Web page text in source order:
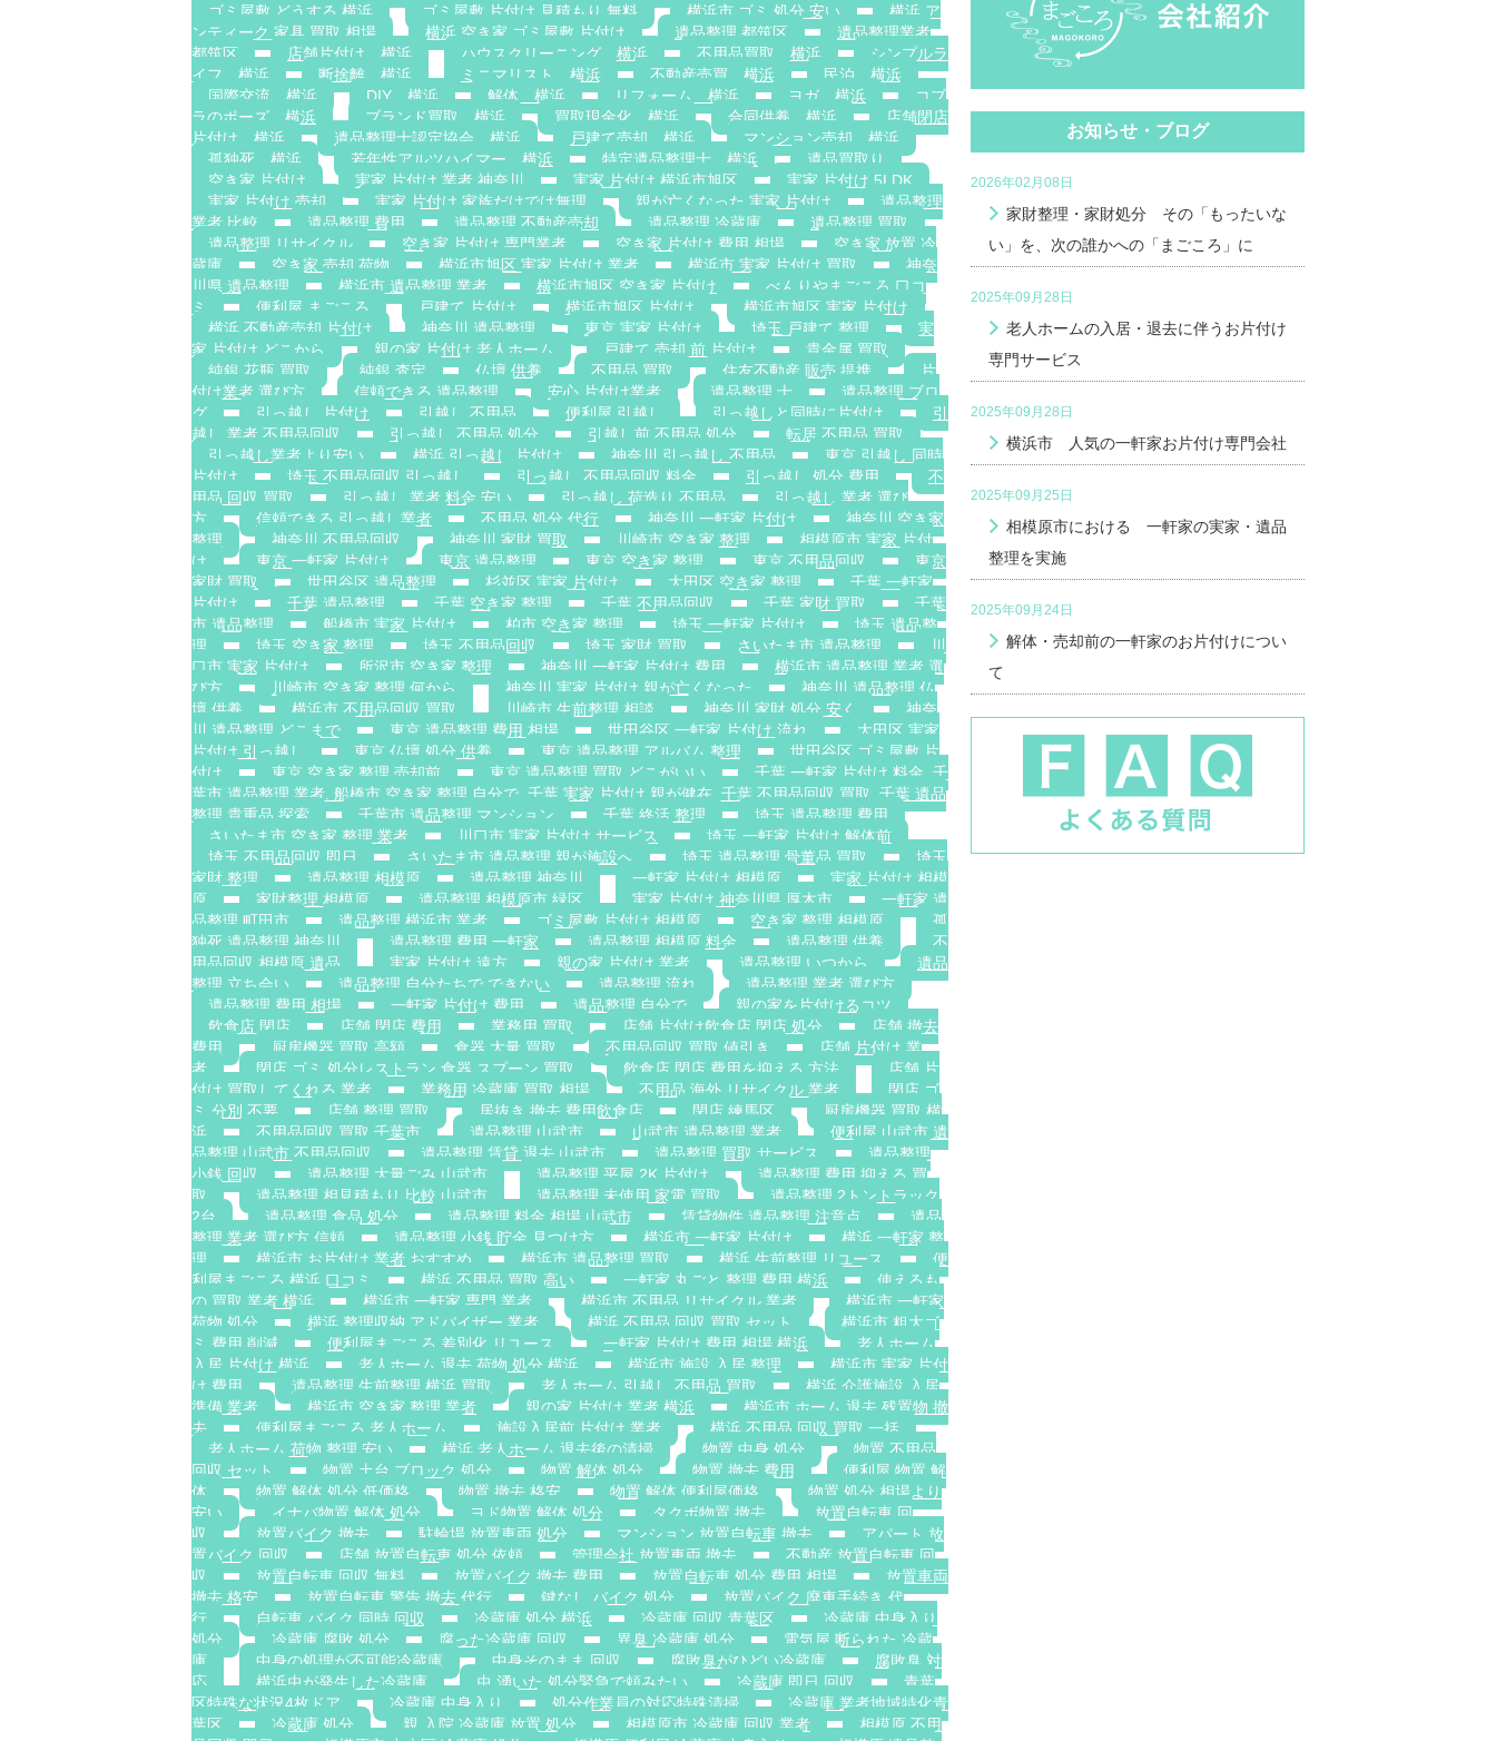
ゴミ屋敷 どうする 横浜
ゴミ屋敷 片付け 見積もり 無料 横浜市 ゴミ 処分 安い
横浜 ア
ンティーク 家具 買取 相場
横浜 空き家 ゴミ屋敷 片付け 遺品整理 都筑区
遺品整理業者
都筑区
店舗片付け 横浜 ハウスクリーニング 横浜 不用品買取 横浜
シンプルラ
イフ 横浜
断捨離 横浜 ミニマリスト 横浜 不動産売買 横浜
民泊 横浜
国際交流 横浜
DIY 横浜 解体 横浜 リフォーム 横浜 ヨガ 横浜
コブ
ラのポーズ 横浜
ブランド買取 横浜 買取現金化 横浜 合同供養 横浜
店舗閉店
片付け 横浜
遺品整理士認定協会 横浜 戸建て売却 横浜
マンション売却 横浜
孤独死 横浜
若年性アルツハイマー 横浜 特定遺品整理士 横浜
遺品買取り
空き家 片付け
実家 片付け 業者 神奈川 実家 片付け 横浜市旭区
実家 片付け 5LDK
実家 片付け 売却
実家 片付け 家族だけでは無理 親が亡くなった 実家 片付け
遺品整理
業者 比較
遺品整理 費用 遺品整理 不動産売却 遺品整理 冷蔵庫
遺品整理 買取
遺品整理 リサイクル
空き家 片付け 専門業者 空き家 片付け 費用 相場
空き家 放置 冷
蔵庫
空き家 売却 荷物 横浜市旭区 実家 片付け 業者 横浜市 実家 片付け 買取
神奈
川県 遺品整理
横浜市 遺品整理 業者 横浜市旭区 空き家 片付け
べんりやまごころ 口コ
ミ
便利屋 まごころ 戸建て 片付け 横浜市旭区 片付け
横浜市旭区 実家 片付け
横浜 不動産売却 片付け
神奈川 遺品整理 東京 実家 片付け 埼玉 戸建て 整理
実
家 片付け どこから
親の家 片付け 老人ホーム 戸建て 売却 前 片付け
貴金属 買取
純銀 花瓶 買取
純銀 査定 仏壇 供養 不用品 買取 住友不動産 販売 提携
片
付け業者 選び方
信頼できる 遺品整理 安心 片付け業者 遺品整理 士
遺品整理 ブロ
グ
引っ越し 片付け 引越し 不用品 便利屋 引越し 引っ越しと同時に片付け
引
越し 業者 不用品回収
引っ越し 不用品 処分 引越し前 不用品 処分
転居 不用品 買取
引っ越し業者より安い
横浜 引っ越し 片付け 神奈川 引っ越し 不用品
東京 引越し 同時
片付け
埼玉 不用品回収 引っ越し 引っ越し 不用品回収 料金 引っ越し 処分 費用
不
用品 回収 買取
引っ越し 業者 料金 安い 引っ越し 荷造り 不用品
引っ越し 業者 選び
方
信頼できる 引っ越し業者 不用品 処分 代行 神奈川 一軒家 片付け
神奈川 空き家
整理
神奈川 不用品回収 神奈川 家財 買取 川崎市 空き家 整理
相模原市 実家 片付
け
東京 一軒家 片付け 東京 遺品整理 東京 空き家 整理 東京 不用品回収
東京
家財 買取
世田谷区 遺品整理 杉並区 実家 片付け 大田区 空き家 整理
千葉 一軒家
片付け
千葉 遺品整理 千葉 空き家 整理 千葉 不用品回収 千葉 家財 買取
千葉
市 遺品整理
船橋市 実家 片付け 柏市 空き家 整理 埼玉 一軒家 片付け
埼玉 遺品整
理
埼玉 空き家 整理 埼玉 不用品回収 埼玉 家財 買取 さいたま市 遺品整理
川
口市 実家 片付け
所沢市 空き家 整理 神奈川 一軒家 片付け 費用
横浜市 遺品整理 業者 選
び方
川崎市 空き家 整理 何から 神奈川 実家 片付け 親が亡くなった
神奈川 遺品整理 仏
壇 供養
横浜市 不用品回収 買取 川崎市 生前整理 相談 神奈川 家財 処分 安く
神奈
川 遺品整理 どこまで
東京 遺品整理 費用 相場 世田谷区 一軒家 片付け 流れ
大田区 実家
片付け 引っ越し
東京 仏壇 処分 供養 東京 遺品整理 アルバム 整理
世田谷区 ゴミ屋敷 片
付け
東京 空き家 整理 売却前 東京 遺品整理 買取 どこがいい
千葉 一軒家 片付け 料金. 千
葉市 遺品整理 業者. 船橋市 空き家 整理 自分で. 千葉 実家 片付け 親が健在. 千葉 不用品回収 買取. 千葉 遺品
整理 貴重品 探索
千葉市 遺品整理 マンション 千葉 終活 整理
埼玉 遺品整理 費用
さいたま市 空き家 整理 業者
川口市 実家 片付け サービス
埼玉 一軒家 片付け 解体前
埼玉 不用品回収 即日
さいたま市 遺品整理 親が施設へ 埼玉 遺品整理 骨董品 買取
埼玉
家財 整理
遺品整理 相模原 遺品整理 神奈川 一軒家 片付け 相模原
実家 片付け 相模
原
家財整理 相模原 遺品整理 相模原市 緑区 実家 片付け 神奈川県 厚木市
一軒家 遺
品整理 町田市
遺品整理 横浜市 業者 ゴミ屋敷 片付け 相模原 空き家 整理 相模原
孤
独死 遺品整理 神奈川
遺品整理 費用 一軒家 遺品整理 相模原 料金 遺品整理 供養
不
用品回収 相模原 遺品
実家 片付け 遠方 親の家 片付け 業者 遺品整理 いつから
遺品
整理 立ち会い
遺品整理 自分たちで できない 遺品整理 流れ
遺品整理 業者 選び方
遺品整理 費用 相場
一軒家 片付け 費用 遺品整理 自分で
親の家を片付けるコツ
飲食店 閉店
店舗 閉店 費用 業務用 買取 店舗 片付け飲食店 閉店 処分
店舗 撤去
費用
厨房機器 買取 高額 食器 大量 買取 不用品回収 買取 値引き
店舗 片付け 業
者
閉店 ゴミ 処分レストラン 食器 スプーン 買取 飲食店 閉店 費用を抑える 方法
店舗 片
付け 買取してくれる 業者
業務用 冷蔵庫 買取 相場 不用品 海外 リサイクル 業者
閉店 ゴ
ミ 分別 不要
店舗 整理 買取 居抜き 撤去 費用飲食店 閉店 練馬区
厨房機器 買取 横
浜
不用品回収 買取 千葉市 遺品整理 山武市 山武市 遺品整理 業者
便利屋 山武市 遺
品整理 山武市 不用品回収
遺品整理 賃貸 退去 山武市 遺品整理 買取 サービス
遺品整理
小銭 回収
遺品整理 大量ごみ 山武市 遺品整理 平屋 2K 片付け
遺品整理 費用 抑える 買
取
遺品整理 相見積もり 比較 山武市 遺品整理 未使用 家電 買取
遺品整理 2トントラック
2台
遺品整理 食品 処分 遺品整理 料金 相場 山武市 賃貸物件 遺品整理 注意点
遺品
整理 業者 選び方 信頼
遺品整理 小銭 貯金 見つけ方 横浜市 一軒家 片付け
横浜 一軒家 整
理
横浜市 お片付け 業者 おすすめ 横浜市 遺品整理 買取 横浜 生前整理 リユース
便
利屋まごころ 横浜 口コミ
横浜 不用品 買取 高い 一軒家 丸ごと 整理 費用 横浜
使えるも
の 買取 業者 横浜
横浜市 一軒家 専門 業者 横浜市 不用品 リサイクル 業者
横浜市 一軒家
荷物 処分
横浜 整理収納 アドバイザー 業者 横浜 不用品 回収 買取 セット
横浜市 粗大ゴ
ミ 費用 削減
便利屋まごころ 差別化 リユース 一軒家 片付け 費用 相場 横浜
老人ホーム
入居 片付け 横浜
老人ホーム 退去 荷物 処分 横浜 横浜市 施設 入居 整理
横浜市 実家 片付
け 費用
遺品整理 生前整理 横浜 買取 老人ホーム 引越し 不用品 買取
横浜 介護施設 入居
準備 業者
横浜市 空き家 整理 業者 親の家 片付け 業者 横浜
横浜市 ホーム 退去 残置物 撤
去
便利屋まごころ 老人ホーム 施設入居前 片付け 業者
横浜 不用品 回収 買取 一括
老人ホーム 荷物 整理 安い
横浜 老人ホーム 退去後の清掃 物置 中身 処分
物置 不用品
回収 セット
物置 土台 ブロック 処分 物置 解体 処分 物置 撤去 費用
便利屋 物置 解
体
物置 解体 処分 低価格 物置 撤去 格安 物置 解体 便利屋価格
物置 処分 相場より
安い
イナバ物置 解体 処分 ヨド物置 解体 処分 タクボ物置 撤去
放置自転車 回
収
放置バイク 撤去 駐輪場 放置車両 処分 マンション 放置自転車 撤去
アパート 放
置バイク 回収
店舗 放置自転車 処分 依頼 管理会社 放置車両 撤去
不動産 放置自転車 回
収
放置自転車 回収 無料 放置バイク 撤去 費用 放置自転車 処分 費用 相場
放置車両
撤去 格安
放置自転車 警告 撤去 代行 鍵なし バイク 処分
放置バイク 廃車手続き 代
行
自転車 バイク 同時 回収 冷蔵庫 処分 横浜 冷蔵庫 回収 青葉区
冷蔵庫 中身入り
処分
冷蔵庫 腐敗 処分 腐った冷蔵庫 回収 異臭 冷蔵庫 処分
電気屋 断られた 冷蔵
庫
中身の処理が不可能冷蔵庫 中身そのまま 回収 腐敗臭がひどい冷蔵庫
腐敗臭 対
応
横浜虫が発生した冷蔵庫 虫 湧いた 処分緊急で頼みたい 冷蔵庫 即日 回収
青葉
区特殊な状況4枚ドア
冷蔵庫 中身入り 処分作業員の対応特殊清掃
冷蔵庫 業者地域特化青
葉区
冷蔵庫 処分 親 入院 冷蔵庫 放置 処分 相模原市 冷蔵庫 回収 業者
相模原 不用
お知らせ・ブログ
2026年02月08日
家財整理・家財処分 その「もったいな
い」を、次の誰かへの「まごころ」に
2025年09月28日
老人ホームの入居・退去に伴うお片付け
専門サービス
2025年09月28日
横浜市 人気の一軒家お片付け専門会社
2025年09月25日
相模原市における 一軒家の実家・遺品
整理を実施
2025年09月24日
解体・売却前の一軒家のお片付けについ
て